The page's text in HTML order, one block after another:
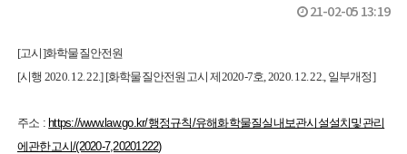
21-02-05 13:19
[고시]화학물질안전원
[시행 2020. 12. 22.] [화학물질안전원고시 제2020-7호, 2020. 12. 22., 일부개정]
주소 : https://www.law.go.kr/행정규칙/유해화학물질실내보관시설설치및관리
에관한고시/(2020-7,20201222)